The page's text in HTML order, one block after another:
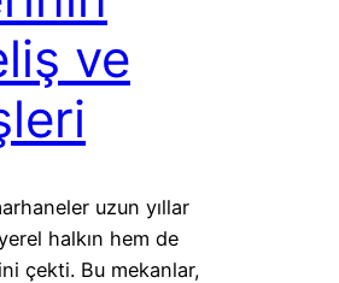
ve
uzun yıllar
halkın hem de
çekti. Bu mekanlar,